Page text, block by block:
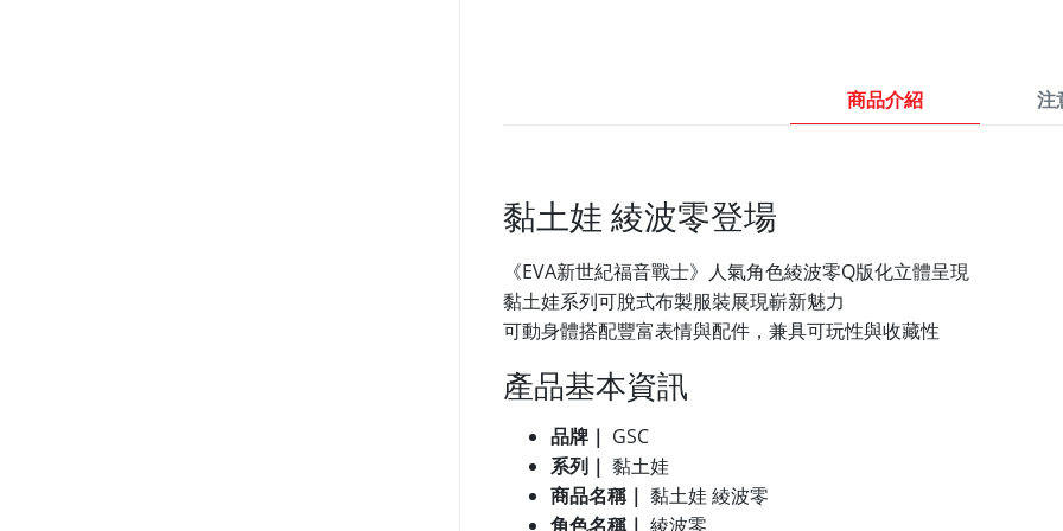
商品介紹 注
黏土娃 綾波零登場
《EVA新世紀福音戰士》人氣角色綾波零Q版化立體呈現
黏土娃系列可脫式布製服裝展現嶄新魅力
可動身體搭配豐富表情與配件，兼具可玩性與收藏性
產品基本資訊
品牌｜ GSC
系列｜ 黏土娃
商品名稱｜ 黏土娃 綾波零
角色名稱｜ 綾波零